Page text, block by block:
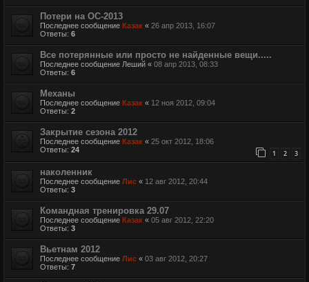
Потери на ОС-2013
Последнее сообщение Казак « 26 апр 2013, 16:07
Ответы: 6
Все потерянные или просто не найденные вещи.....
Последнее сообщение Леший « 08 апр 2013, 08:33
Ответы: 6
Механы
Последнее сообщение Казак « 12 ноя 2012, 09:04
Ответы: 2
Закрытие сезона 2012
Последнее сообщение Казак « 25 окт 2012, 18:06
Ответы: 24 1 2 3
наколенник
Последнее сообщение Лис « 12 авг 2012, 20:44
Ответы: 3
Командная тренировка 29.07
Последнее сообщение Казак « 05 авг 2012, 22:20
Ответы: 3
Вьетнам 2012
Последнее сообщение Лис « 03 авг 2012, 20:27
Ответы: 7